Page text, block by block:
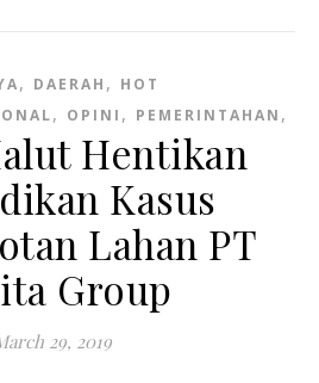
, DAERAH , HOT
, OPINI , PEMERINTAHAN ,
Hentikan
Kasus
Lahan PT
Group
29, 2019